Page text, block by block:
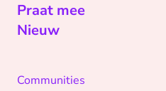
Praat mee
Nieuw
Communities